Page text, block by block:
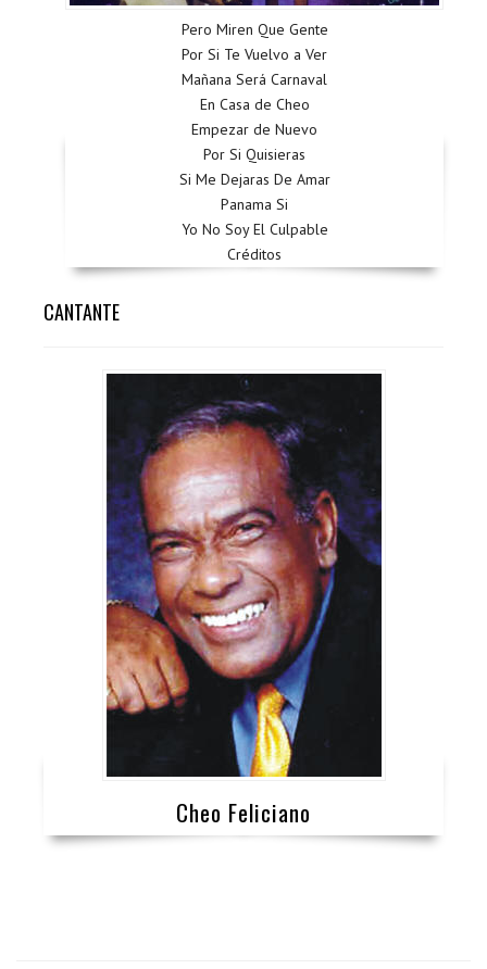
Pero Miren Que Gente
Por Si Te Vuelvo a Ver
Mañana Será Carnaval
En Casa de Cheo
Empezar de Nuevo
Por Si Quisieras
Si Me Dejaras De Amar
Panama Si
Yo No Soy El Culpable
Créditos
CANTANTE
Cheo Feliciano